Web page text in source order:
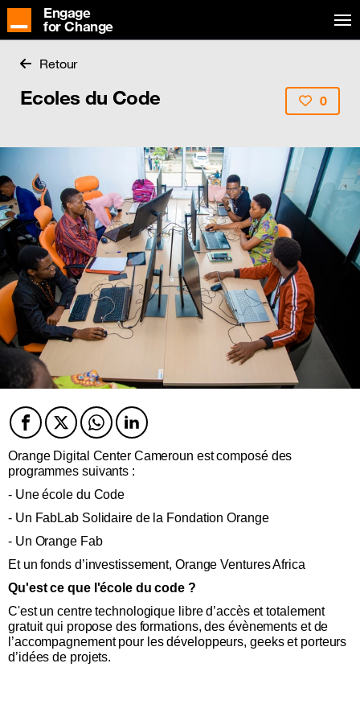
Engage
for Change
Retour
Ecoles du Code 0
Facebook
TwitterTwitterTwitter
Orange Digital Center Cameroun est composé des
programmes suivants :
- Une école du Code
- Un FabLab Solidaire de la Fondation Orange
- Un Orange Fab
Et un fonds d’investissement, Orange Ventures Africa
Qu'est ce que l'école du code ?
C'est un centre technologique libre d’accès et totalement
gratuit qui propose des formations, des évènements et de
l’accompagnement pour les développeurs, geeks et porteurs
d’idées de projets.